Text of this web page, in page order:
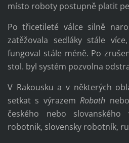
místo roboty postupně platit
Po třicetileté válce silně
zatěžovala sedláky stále
fungoval stále méně. Po
stol. byl systém pozvolna
V Rakousku a v některých
setkat s výrazemRobath
českého nebo
robotnik, slovensky robotník,